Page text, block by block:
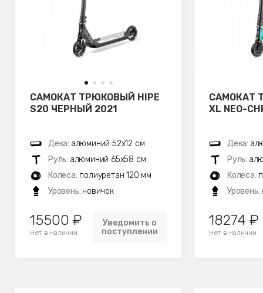
САМОКАТ ТРЮКОВЫЙ HIPE
S20 ЧЕРНЫЙ 2021
Дека: алюминий 52х12 см
Руль: алюминий 65х58 см
Колеса: полиуретан 120 мм
Уровень: новичок
15500 ₽
Нет в наличии
Уведомить о
поступлении
САМОКАТ
XL NEO-
Дека:
Руль:
Колеса:
Уровень:
18274 ₽
Нет в наличии